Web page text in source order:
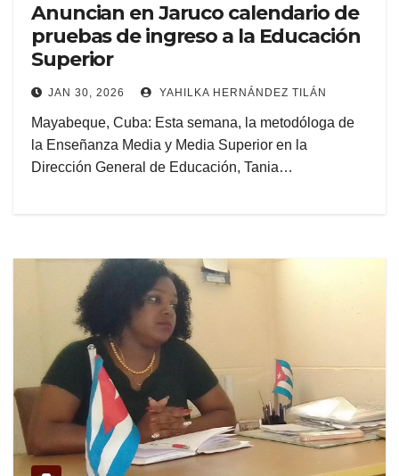
Anuncian en Jaruco calendario de
pruebas de ingreso a la Educación
Superior
JAN 30, 2026 YAHILKA HERNÁNDEZ TILÁN
Mayabeque, Cuba: Esta semana, la metodóloga de
la Enseñanza Media y Media Superior en la
Dirección General de Educación, Tania…